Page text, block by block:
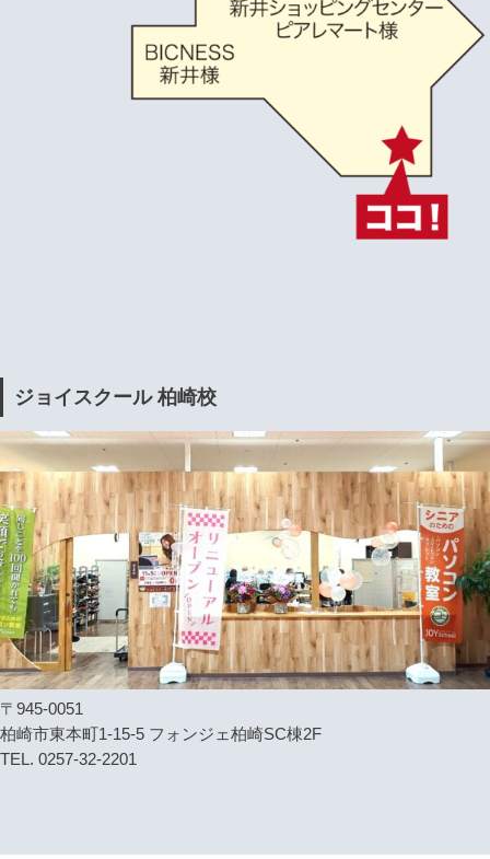
ジョイスクール 柏崎校
〒945-0051
柏崎市東本町1-15-5 フォンジェ柏崎SC棟2F
TEL. 0257-32-2201